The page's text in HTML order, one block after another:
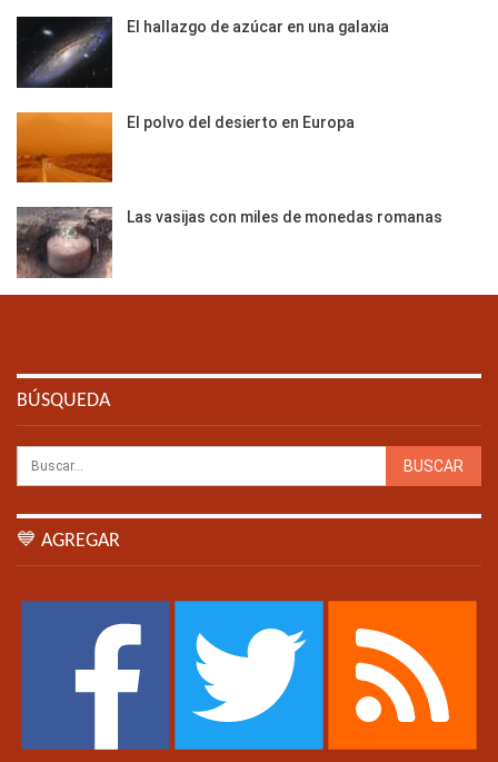
El hallazgo de azúcar en una galaxia
El polvo del desierto en Europa
Las vasijas con miles de monedas romanas
BÚSQUEDA
💙 AGREGAR